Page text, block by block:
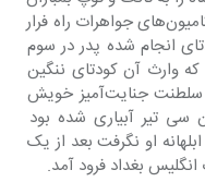
دو دشمن قوی، بلاتکلیف سپرد و خود با کامیون‌های جواهرات راه فرار
انجام شده پدر در سوم
وارث آن کودتای ننگین
بود برای تحکیم پایه‌های لرزان و سست سلطنت جنایت‌آمیز خویش
تیر آبیاری شده بود
او نگرفت بعد از یک
بغداد فرود آمد.